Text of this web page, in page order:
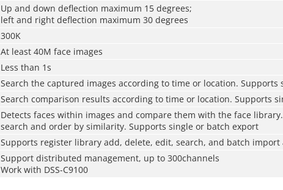
Up and down deflection maximum 15 degrees;
left and right deflection maximum 30 degrees
300K
At least 40M face images
Less than 1s
Search the captured images according to time or location. Supports
Search comparison results according to time or location. Supports
Detects faces within images and compare them with the face
search and order by similarity. Supports single or batch export
Supports register library add, delete, edit, search, and batch import
Support distributed management, up to 300channels
Work with DSS-C9100